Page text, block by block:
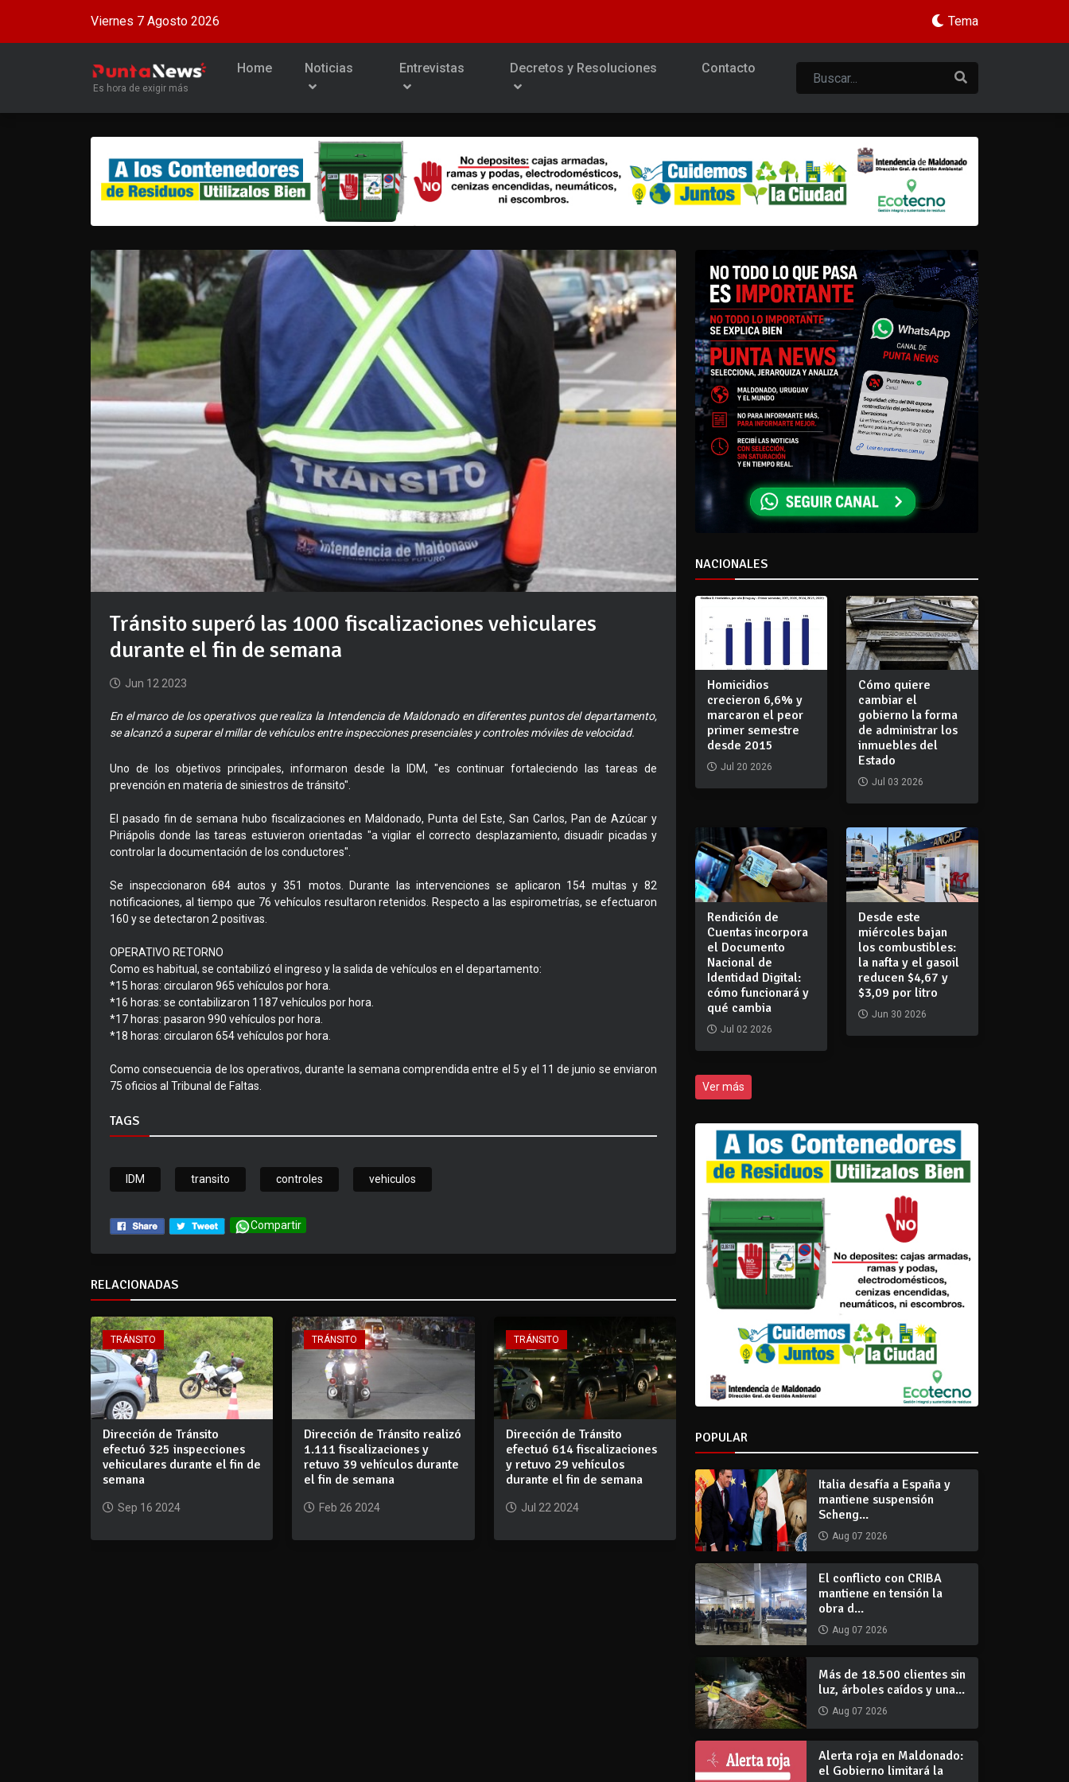
Viernes 7 Agosto 2026 Tema
Es hora de exigir más
Home Noticias Entrevistas Decretos y Resoluciones Contacto
Tránsito superó las 1000 fiscalizaciones vehiculares
durante el fin de semana
Jun 12 2023
En el marco de los operativos que realiza la Intendencia de Maldonado en diferentes puntos del departamento,
se alcanzó a superar el millar de vehículos entre inspecciones presenciales y controles móviles de velocidad.
Uno de los objetivos principales, informaron desde la IDM, "es continuar fortaleciendo las tareas de
prevención en materia de siniestros de tránsito".
El pasado fin de semana hubo fiscalizaciones en Maldonado, Punta del Este, San Carlos, Pan de Azúcar y
Piriápolis donde las tareas estuvieron orientadas "a vigilar el correcto desplazamiento, disuadir picadas y
controlar la documentación de los conductores".
Se inspeccionaron 684 autos y 351 motos. Durante las intervenciones se aplicaron 154 multas y 82
notificaciones, al tiempo que 76 vehículos resultaron retenidos. Respecto a las espirometrías, se efectuaron
160 y se detectaron 2 positivas.
OPERATIVO RETORNO
Como es habitual, se contabilizó el ingreso y la salida de vehículos en el departamento:
*15 horas: circularon 965 vehículos por hora.
*16 horas: se contabilizaron 1187 vehículos por hora.
*17 horas: pasaron 990 vehículos por hora.
*18 horas: circularon 654 vehículos por hora.
Como consecuencia de los operativos, durante la semana comprendida entre el 5 y el 11 de junio se enviaron
75 oficios al Tribunal de Faltas.
TAGS
IDM transito controles vehiculos
Compartir
RELACIONADAS
TRÁNSITO
Dirección de Tránsito
efectuó 325 inspecciones
vehiculares durante el fin de
semana
Sep 16 2024
TRÁNSITO
Dirección de Tránsito realizó
1.111 fiscalizaciones y
retuvo 39 vehículos durante
el fin de semana
Feb 26 2024
TRÁNSITO
Dirección de Tránsito
efectuó 614 fiscalizaciones
y retuvo 29 vehículos
durante el fin de semana
Jul 22 2024
NACIONALES
Homicidios
crecieron 6,6% y
marcaron el peor
primer semestre
desde 2015
Jul 20 2026
Cómo quiere
cambiar el
gobierno la forma
de administrar los
inmuebles del
Estado
Jul 03 2026
Rendición de
Cuentas incorpora
el Documento
Nacional de
Identidad Digital:
cómo funcionará y
qué cambia
Jul 02 2026
Desde este
miércoles bajan
los combustibles:
la nafta y el gasoil
reducen $4,67 y
$3,09 por litro
Jun 30 2026
Ver más
POPULAR
Italia desafía a España y
mantiene suspensión
Scheng...
Aug 07 2026
El conflicto con CRIBA
mantiene en tensión la
obra d...
Aug 07 2026
Más de 18.500 clientes sin
luz, árboles caídos y una...
Aug 07 2026
Alerta roja en Maldonado:
el Gobierno limitará la